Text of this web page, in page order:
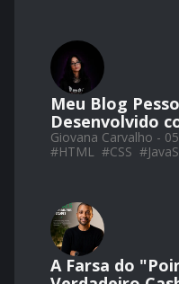
Meu Blog
Desenvolvido
Giovana Carvalho -
#HTML #CSS #
A Farsa do